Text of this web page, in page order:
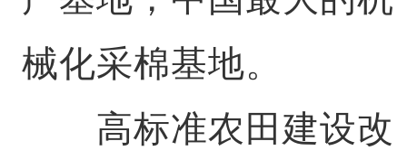
械化采棉基地。
高标准农田建设改